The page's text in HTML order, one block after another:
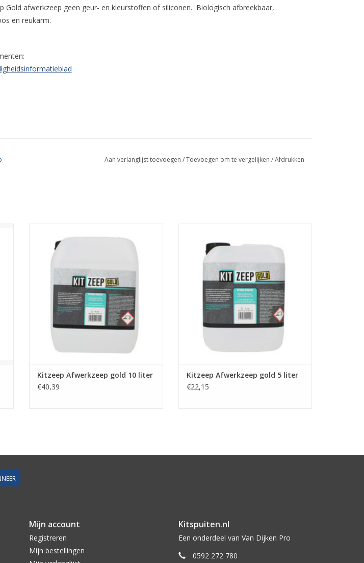
Gold afwerkzeep geen geur- en kleurstoffen of siliconen. Biologisch afbreekbaar,
en reukarm.
Aan verlanglijst toevoegen /Toevoegen om te vergelijken /Afdrukken
professional. Niet agressief voor de huid
of het kitproduct. Geeft geen vergeling of
TOEVOEGEN AAN WINKELWAGEN
Kitzeep Afwerkzeep gold 10 liter
€40,39
of het kitproduct. Geeft geen vergeling of
TOEVOEGEN AAN WINKELWAGEN
Kitzeep Afwerkzeep gold 5 liter
€22,15
Mijn account
Registreren
Mijn bestellingen
Kitspuiten.nl
Een onderdeel van Van Dijken Pro
0592 272 780